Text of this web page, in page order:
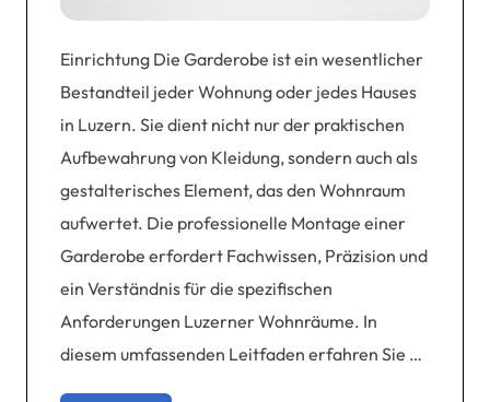
Einrichtung Die Garderobe ist ein wesentlicher
Bestandteil jeder Wohnung oder jedes Hauses
in Luzern. Sie dient nicht nur der praktischen
Aufbewahrung von Kleidung, sondern auch als
gestalterisches Element, das den Wohnraum
aufwertet. Die professionelle Montage einer
Garderobe erfordert Fachwissen, Präzision und
ein Verständnis für die spezifischen
Anforderungen Luzerner Wohnräume. In
diesem umfassenden Leitfaden erfahren Sie …